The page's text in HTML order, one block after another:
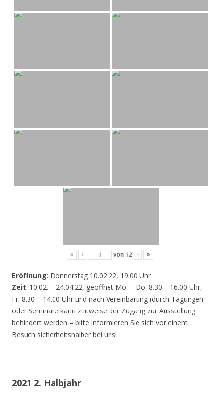
« ‹ von 12 › »
Eröffnung: Donnerstag 10.02.22, 19.00 Uhr
Zeit: 10.02. – 24.04.22, geöffnet Mo. – Do. 8.30 – 16.00 Uhr,
Fr. 8.30 – 14.00 Uhr und nach Vereinbarung (durch Tagungen
oder Seminare kann zeitweise der Zugang zur Ausstellung
behindert werden – bitte informieren Sie sich vor einem
Besuch sicherheitshalber bei uns!
2021 2. Halbjahr